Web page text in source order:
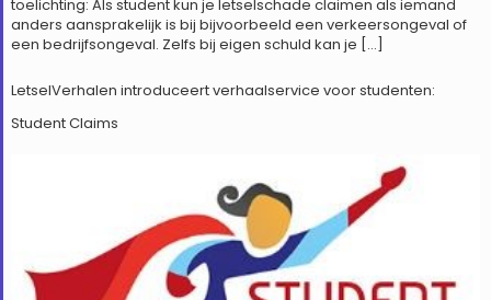
toelichting: Als student kun je letselschade claimen als iemand
anders aansprakelijk is bij bijvoorbeeld een verkeersongeval of
een bedrijfsongeval. Zelfs bij eigen schuld kan je […]
LetselVerhalen introduceert verhaalservice voor studenten:
Student Claims